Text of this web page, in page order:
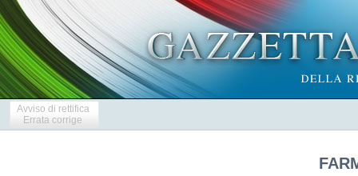
Avviso di rettifica
Errata corrige